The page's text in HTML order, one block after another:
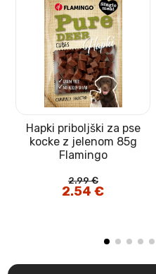
Hapki priboljški za pse
kocke z jelenom 85g
Flamingo
2.99€
Izvirna
cena
2.54€Trenutna
cena